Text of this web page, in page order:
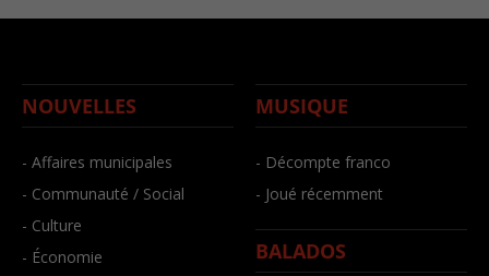
NOUVELLES
- Affaires municipales
- Communauté / Social
- Culture
- Économie
MUSIQUE
- Décompte franco
- Joué récemment
BALADOS